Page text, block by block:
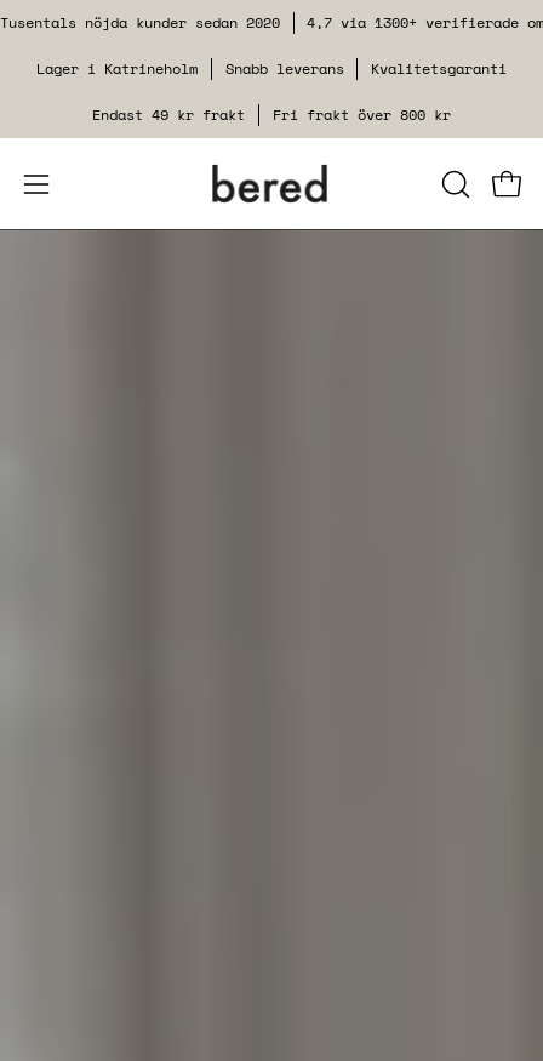
Spring
indhold
Tusentals nöjda kunder sedan 2020 4,7 via 1300+ verifierade
Lager i Katrineholm Snabb leverans Kvalitetsgaranti
Endast 49 kr frakt Fri frakt över 800 kr
Åbn
navigationsmenuen
LUK
Se